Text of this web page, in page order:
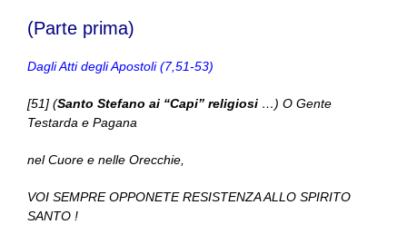
(Parte prima)
Dagli Atti degli Apostoli (7,51-53)
[51] (Santo Stefano ai “Capi” religiosi …) O Gente
Testarda e Pagana
nel Cuore e nelle Orecchie,
VOI SEMPRE OPPONETE RESISTENZA ALLO SPIRITO
SANTO !